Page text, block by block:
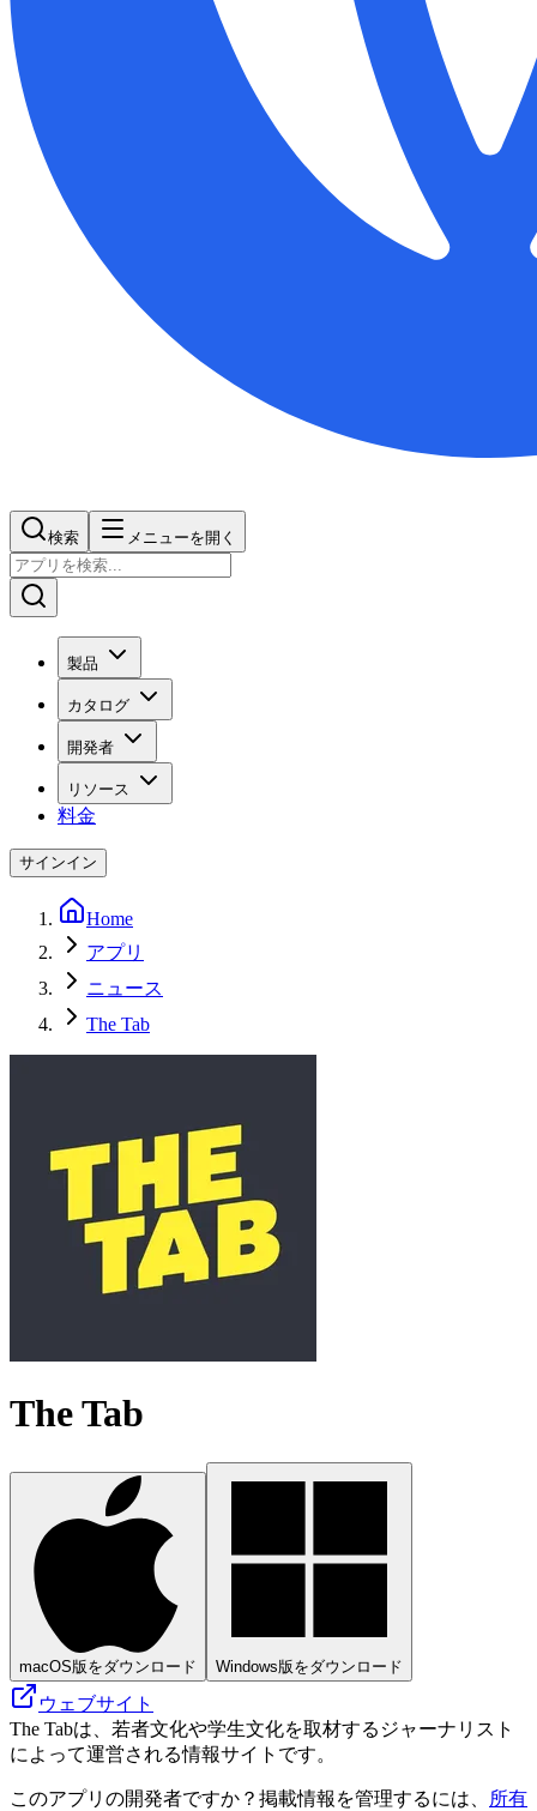
検索 メニューを開く
製品
カタログ
開発者
リソース
料金
サインイン
Home
アプリ
ニュース
The Tab
The Tab
macOS版をダウンロード Windows版をダウンロード
ウェブサイト
The Tabは、若者文化や学生文化を取材するジャーナリスト
によって運営される情報サイトです。
このアプリの開発者ですか？掲載情報を管理するには、
所有